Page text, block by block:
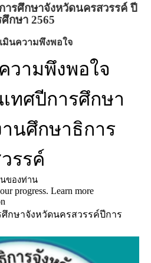
ารศึกษาจังหวัดนครสวรรค์ ปี
ศึกษา 2565
มินความพึงพอใจ